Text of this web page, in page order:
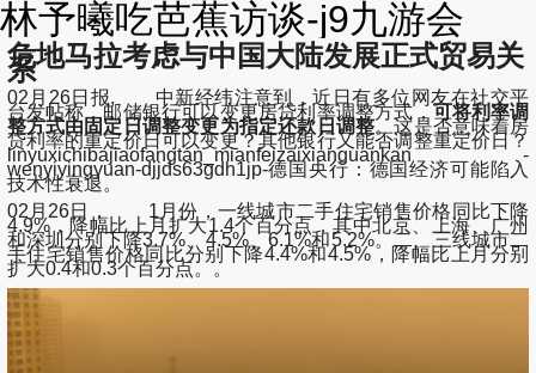
林予曦吃芭蕉访谈-j9九游会
危地马拉考虑与中国大陆发展正式贸易关
系
02月26日报, 中新经纬注意到，近日有多位网友在社交平
台发帖称，邮储银行可以变更房贷利率调整方式，可将利率调
整方式由固定日调整变更为指定还款日调整。这是否意味着房
贷利率的重定价日可以变更？其他银行又能否调整重定价日？
linyuxichibajiaofangtan_mianfeizaixianguankan -
wenyiyingyuan-djjds63gdh1jp-德国央行：德国经济可能陷入
技术性衰退。
02月26日， 1月份，一线城市二手住宅销售价格同比下降
4.9%，降幅比上月扩大1.4个百分点，其中北京、上海、广州
和深圳分别下降3.7%、4.5%、6.1%和5.2%。二、三线城市二
手住宅销售价格同比分别下降4.4%和4.5%，降幅比上月分别
扩大0.4和0.3个百分点。。